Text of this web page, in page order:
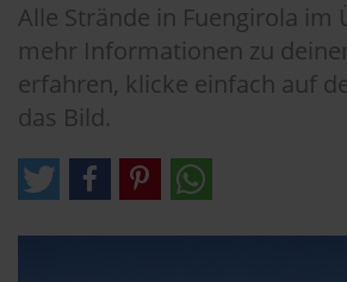
Alle Strände in Fuengirola im
mehr Informationen zu
erfahren, klicke einfach auf
das Bild.